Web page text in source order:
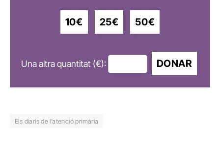
10€ 25€ 50€
Una altra quantitat (€): DONAR
Els diaris de l’atenció primària